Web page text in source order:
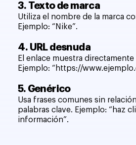
3. Texto de marca
Utiliza el nombre de la marca
Ejemplo: “Nike”.
4. URL desnuda
El enlace muestra
Ejemplo: “ https://
5. Genérico
Usa frases comunes sin
palabras clave. Ejemplo: “haz
información”.